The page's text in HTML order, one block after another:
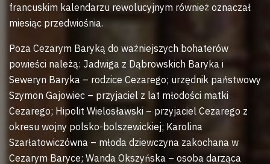
francuskim kalendarzu rewolucyjnym również oznaczał
miesiąc przedwiośnia.
Poza Cezarym Baryką do ważniejszych bohaterów
powieści należą: Jadwiga z Dąbrowskich Baryka i
Seweryn Baryka – rodzice Cezarego; urzędnik państwowy
Szymon Gajowiec – przyjaciel z lat młodości matki
Cezarego; Hipolit Wielosławski – przyjaciel Cezarego z
okresu wojny polsko-bolszewickiej; Karolina
Szarłatowiczówna – młoda dziewczyna zakochana w
Cezarym Baryce; Wanda Okszyńska – osoba darząca